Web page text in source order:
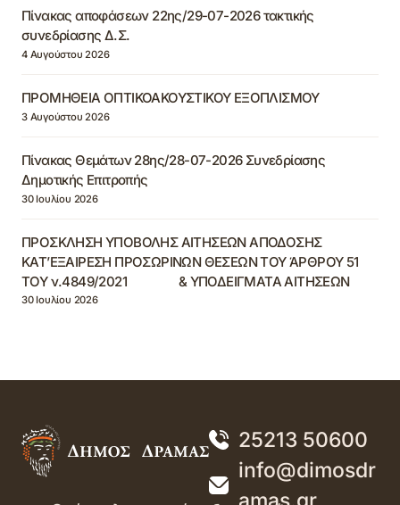
Πίνακας αποφάσεων 22ης/29-07-2026 τακτικής
συνεδρίασης Δ.Σ.
4 Αυγούστου 2026
ΠΡΟΜΗΘΕΙΑ ΟΠΤΙΚΟΑΚΟΥΣΤΙΚΟΥ ΕΞΟΠΛΙΣΜΟΥ
3 Αυγούστου 2026
Πίνακας Θεμάτων 28ης/28-07-2026 Συνεδρίασης
Δημοτικής Επιτροπής
30 Ιουλίου 2026
ΠΡΟΣΚΛΗΣΗ ΥΠΟΒΟΛΗΣ ΑΙΤΗΣΕΩΝ ΑΠΟΔΟΣΗΣ
ΚΑΤ’ΕΞΑΙΡΕΣΗ ΠΡΟΣΩΡΙΝΩΝ ΘΕΣΕΩΝ ΤΟΥ ΆΡΘΡΟΥ 51
ΤΟΥ ν.4849/2021 & ΥΠΟΔΕΙΓΜΑΤΑ ΑΙΤΗΣΕΩΝ
30 Ιουλίου 2026
25213 50600
info@dimosdr